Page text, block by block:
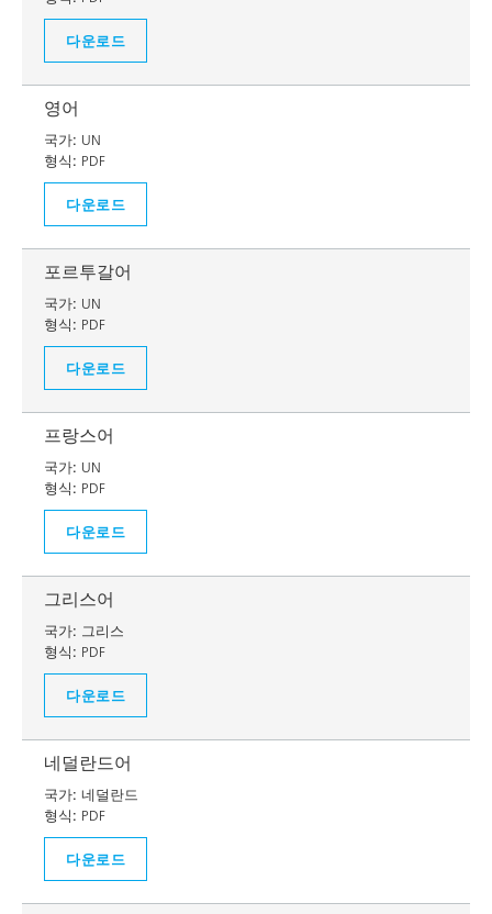
다운로드
영어
국가: UN
형식: PDF
다운로드
포르투갈어
국가: UN
형식: PDF
다운로드
프랑스어
국가: UN
형식: PDF
다운로드
그리스어
국가: 그리스
형식: PDF
다운로드
네덜란드어
국가: 네덜란드
형식: PDF
다운로드